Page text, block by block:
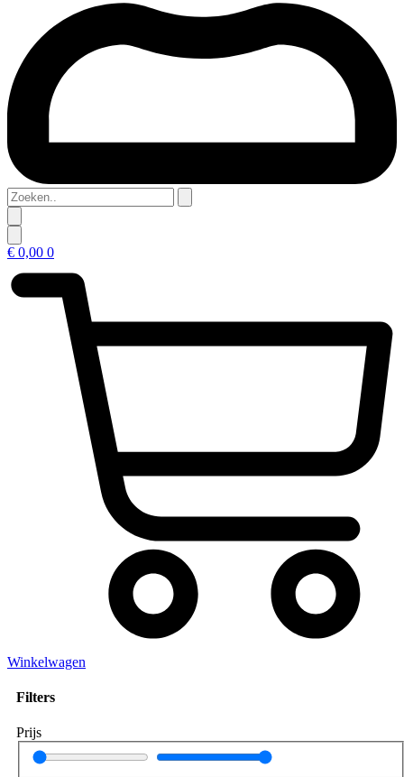
Zoeken..
€ 0,00 0
Winkelwagen
Filters
Prijs